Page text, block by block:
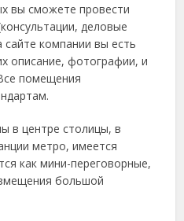
вы сможете провести
деловые
компании вы есть
описание, фотографии, и
помещения
в центре столицы, в
метро, имеется
как мини-переговорные,
большой